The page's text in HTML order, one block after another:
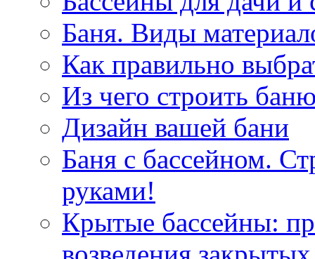
Баня. Виды
Как правильно
Из чего строить
Дизайн вашей бани
Баня с бассейном.
руками!
Крытые бассейны: